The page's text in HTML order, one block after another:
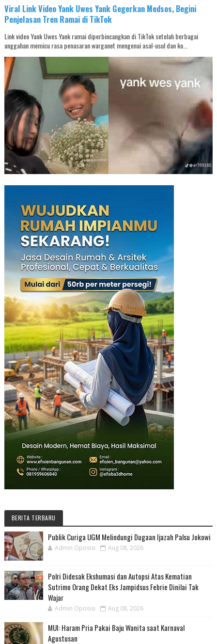
Viral Link Video Yank Uwes Yank Gegerkan Medsos, Begini
Penjelasan Tren Ramai di TikTok
Link video Yank Uwes Yank ramai diperbincangkan di TikTok setelah berbagai
unggahan memicu rasa penasaran warganet mengenai asal-usul dan ko...
BERITA TERBARU
Publik Curiga UGM Melindungi Dugaan Ijazah Palsu Jokowi
Admin Oposisi Aug 08, 2026
Polri Didesak Ekshumasi dan Autopsi Atas Kematian
Sutrimo Orang Dekat Eks Jampidsus Febrie Dinilai Tak
Wajar
Admin Oposisi Aug 08, 2026
MUI: Haram Pria Pakai Baju Wanita saat Karnaval
Agustusan